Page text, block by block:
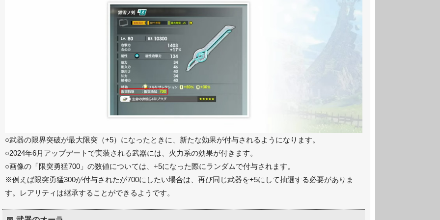
○武器の限界突破が最大限突（+5）になったときに、新たな効果が付与されるようになります。
○2024年6月アップデートで実装される武器には、火力系の効果が付きます。
○画像の「限突勇猛700」の数値については、+5になった際にランダムで付与されます。
※例えば限突勇猛300が付与されたが700にしたい場合は、再び同じ武器を+5にして抽選する必要がありま
す。レアリティは継承することができるようです。